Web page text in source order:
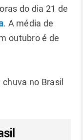
do dia 21 de
. A média de
outubro é de
no Brasil